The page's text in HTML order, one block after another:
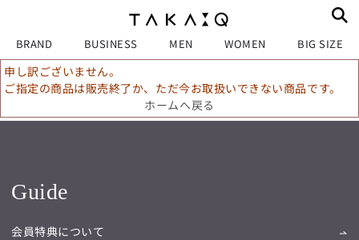
BRAND BUSINESS MEN WOMEN BIG SIZE
申し訳ございません。
ご指定の商品は販売終了か、ただ今お取扱いできない商品です。
ホームへ戻る
Guide
会員特典について